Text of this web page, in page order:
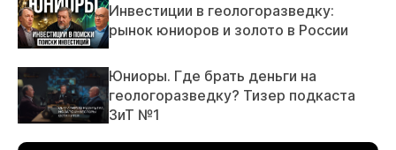
Инвестиции в геологоразведку:
рынок юниоров и золото в России
Юниоры. Где брать деньги на
геологоразведку? Тизер подкаста
ЗиТ №1